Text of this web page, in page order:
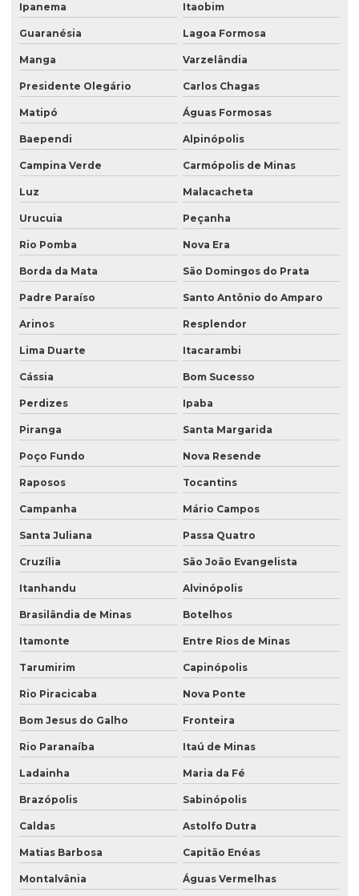
Ipanema Itaobim
Guaranésia Lagoa Formosa
Manga Varzelândia
Presidente Olegário Carlos Chagas
Matipó Águas Formosas
Baependi Alpinópolis
Campina Verde Carmópolis de Minas
Luz Malacacheta
Urucuia Peçanha
Rio Pomba Nova Era
Borda da Mata São Domingos do Prata
Padre Paraíso Santo Antônio do Amparo
Arinos Resplendor
Lima Duarte Itacarambi
Cássia Bom Sucesso
Perdizes Ipaba
Piranga Santa Margarida
Poço Fundo Nova Resende
Raposos Tocantins
Campanha Mário Campos
Santa Juliana Passa Quatro
Cruzília São João Evangelista
Itanhandu Alvinópolis
Brasilândia de Minas Botelhos
Itamonte Entre Rios de Minas
Tarumirim Capinópolis
Rio Piracicaba Nova Ponte
Bom Jesus do Galho Fronteira
Rio Paranaíba Itaú de Minas
Ladainha Maria da Fé
Brazópolis Sabinópolis
Caldas Astolfo Dutra
Matias Barbosa Capitão Enéas
Montalvânia Águas Vermelhas